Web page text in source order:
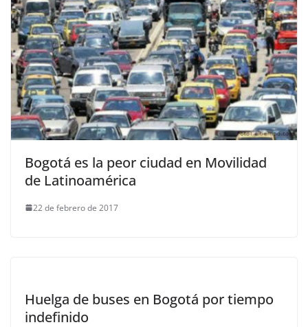
Bogotá es la peor ciudad en Movilidad
de Latinoamérica
22 de febrero de 2017
Huelga de buses en Bogotá por tiempo
indefinido